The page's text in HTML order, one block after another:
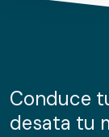
de cookies.
información
nuestros
Conduce
desata tu